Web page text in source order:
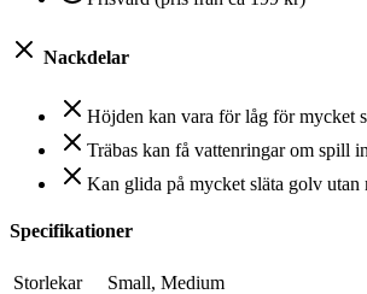
Nackdelar
Höjden kan vara för låg för mycket
Träbas kan få vattenringar om spill
Kan glida på mycket släta golv utan
Specifikationer
Storlekar
Small, Medium